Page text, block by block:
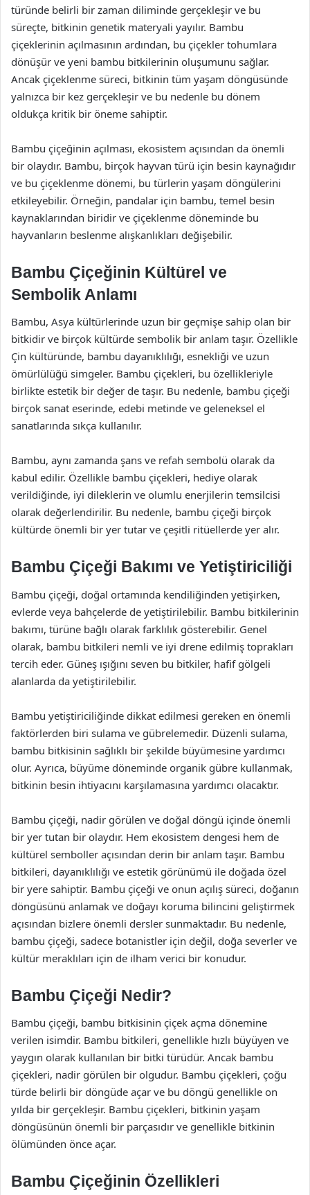
türünde belirli bir zaman diliminde gerçekleşir ve bu
süreçte, bitkinin genetik materyali yayılır. Bambu
çiçeklerinin açılmasının ardından, bu çiçekler tohumlara
dönüşür ve yeni bambu bitkilerinin oluşumunu sağlar.
Ancak çiçeklenme süreci, bitkinin tüm yaşam döngüsünde
yalnızca bir kez gerçekleşir ve bu nedenle bu dönem
oldukça kritik bir öneme sahiptir.
Bambu çiçeğinin açılması, ekosistem açısından da önemli
bir olaydır. Bambu, birçok hayvan türü için besin kaynağıdır
ve bu çiçeklenme dönemi, bu türlerin yaşam döngülerini
etkileyebilir. Örneğin, pandalar için bambu, temel besin
kaynaklarından biridir ve çiçeklenme döneminde bu
hayvanların beslenme alışkanlıkları değişebilir.
Bambu Çiçeğinin Kültürel ve
Sembolik Anlamı
Bambu, Asya kültürlerinde uzun bir geçmişe sahip olan bir
bitkidir ve birçok kültürde sembolik bir anlam taşır. Özellikle
Çin kültüründe, bambu dayanıklılığı, esnekliği ve uzun
ömürlülüğü simgeler. Bambu çiçekleri, bu özellikleriyle
birlikte estetik bir değer de taşır. Bu nedenle, bambu çiçeği
birçok sanat eserinde, edebi metinde ve geleneksel el
sanatlarında sıkça kullanılır.
Bambu, aynı zamanda şans ve refah sembolü olarak da
kabul edilir. Özellikle bambu çiçekleri, hediye olarak
verildiğinde, iyi dileklerin ve olumlu enerjilerin temsilcisi
olarak değerlendirilir. Bu nedenle, bambu çiçeği birçok
kültürde önemli bir yer tutar ve çeşitli ritüellerde yer alır.
Bambu Çiçeği Bakımı ve Yetiştiriciliği
Bambu çiçeği, doğal ortamında kendiliğinden yetişirken,
evlerde veya bahçelerde de yetiştirilebilir. Bambu bitkilerinin
bakımı, türüne bağlı olarak farklılık gösterebilir. Genel
olarak, bambu bitkileri nemli ve iyi drene edilmiş toprakları
tercih eder. Güneş ışığını seven bu bitkiler, hafif gölgeli
alanlarda da yetiştirilebilir.
Bambu yetiştiriciliğinde dikkat edilmesi gereken en önemli
faktörlerden biri sulama ve gübrelemedir. Düzenli sulama,
bambu bitkisinin sağlıklı bir şekilde büyümesine yardımcı
olur. Ayrıca, büyüme döneminde organik gübre kullanmak,
bitkinin besin ihtiyacını karşılamasına yardımcı olacaktır.
Bambu çiçeği, nadir görülen ve doğal döngü içinde önemli
bir yer tutan bir olaydır. Hem ekosistem dengesi hem de
kültürel semboller açısından derin bir anlam taşır. Bambu
bitkileri, dayanıklılığı ve estetik görünümü ile doğada özel
bir yere sahiptir. Bambu çiçeği ve onun açılış süreci, doğanın
döngüsünü anlamak ve doğayı koruma bilincini geliştirmek
açısından bizlere önemli dersler sunmaktadır. Bu nedenle,
bambu çiçeği, sadece botanistler için değil, doğa severler ve
kültür meraklıları için de ilham verici bir konudur.
Bambu Çiçeği Nedir?
Bambu çiçeği, bambu bitkisinin çiçek açma dönemine
verilen isimdir. Bambu bitkileri, genellikle hızlı büyüyen ve
yaygın olarak kullanılan bir bitki türüdür. Ancak bambu
çiçekleri, nadir görülen bir olgudur. Bambu çiçekleri, çoğu
türde belirli bir döngüde açar ve bu döngü genellikle on
yılda bir gerçekleşir. Bambu çiçekleri, bitkinin yaşam
döngüsünün önemli bir parçasıdır ve genellikle bitkinin
ölümünden önce açar.
Bambu Çiçeğinin Özellikleri